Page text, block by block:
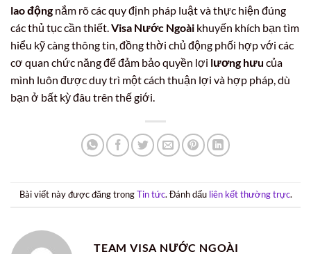
lao độngnắm rõ các quy định pháp luật và thực hiện đúng
các thủ tục cần thiết. Visa Nước Ngoài khuyến khích bạn tìm
hiểu kỹ càng thông tin, đồng thời chủ động phối hợp với các
cơ quan chức năng để đảm bảo quyền lợi lương hưu của
mình luôn được duy trì một cách thuận lợi và hợp pháp, dù
bạn ở bất kỳ đâu trên thế giới.
Bài viết này được đăng trongTin tức. Đánh dấu liên kết thường trực.
TEAM VISA NƯỚC NGOÀI